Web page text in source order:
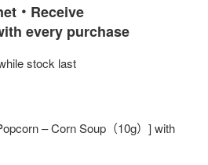
・Receive
every purchase
stock last
– Corn Soup（10g）] with